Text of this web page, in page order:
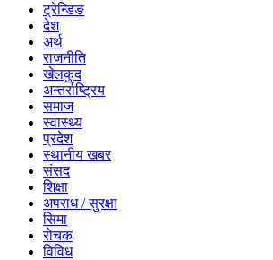
ट्रेन्डिङ
देश
अर्थ
राजनीति
खेलकुद
अन्तर्राष्ट्रिय
समाज
स्वास्थ्य
प्रदेश
स्थानीय खबर
संसद
शिक्षा
अपराध / सुरक्षा
सिमा
रोचक
विविध